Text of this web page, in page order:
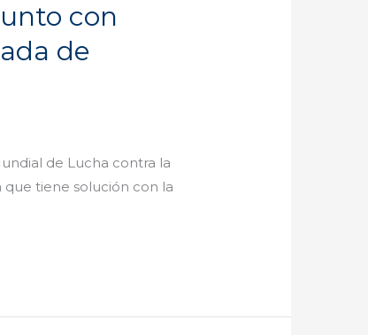
con
de
de Lucha contra la
tiene solución con la